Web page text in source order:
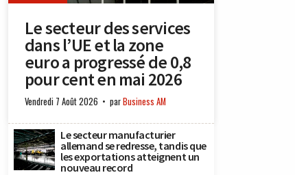
Le secteur des services
dans l’UE et la zone
euro a progressé de 0,8
pour cent en mai 2026
Vendredi 7 Août 2026 parBusiness AM
Le secteur manufacturier
allemand se redresse, tandis que
les exportations atteignent un
nouveau record